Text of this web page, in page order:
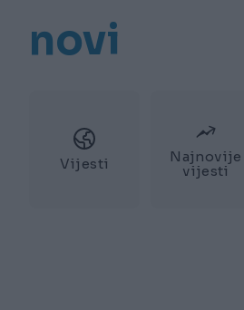
novi
Vijesti
Najnovije
vijesti